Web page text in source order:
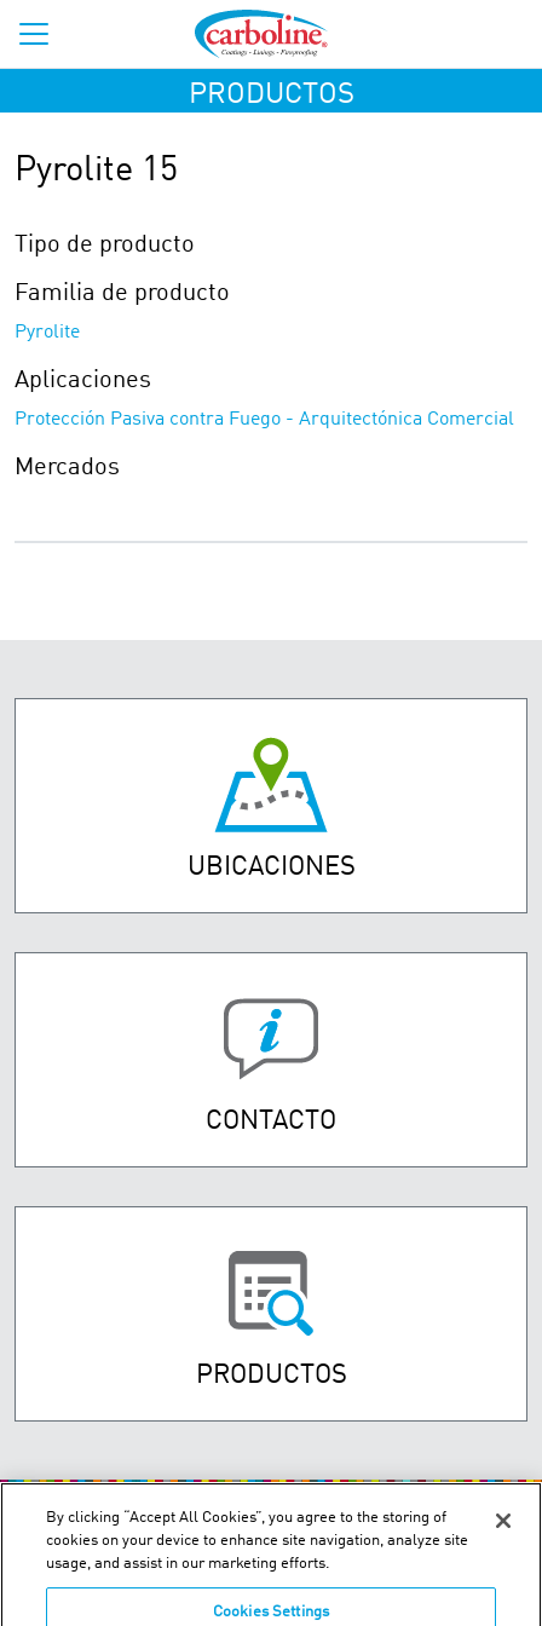
PRODUCTOS
Pyrolite 15
Tipo de producto
Familia de producto
Pyrolite
Aplicaciones
Protección Pasiva contra Fuego - Arquitectónica Comercial
Mercados
UBICACIONES
CONTACTO
PRODUCTOS
By clicking “Accept All Cookies”, you agree to the storing of
cookies on your device to enhance site navigation, analyze site
usage, and assist in our marketing efforts.
Cookies Settings